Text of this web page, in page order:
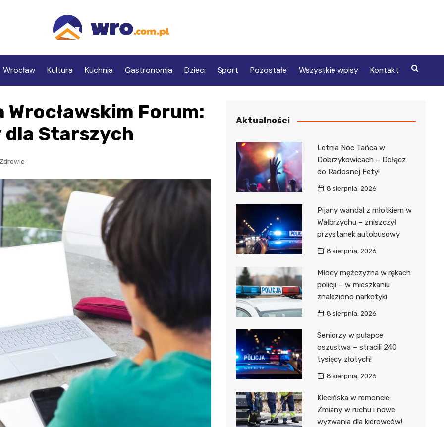
Wrocław Kultura Kuchnia Gastronomia Dzieci Sport Pozostałe Wszystkie wpisy Kontakt
Forum:
Starszych
Zdrowie
Aktualności
Letnia Noc Tańca w
Dobrzykowicach – Dołącz
do Radosnej Fety!
8 sierpnia, 2026
Pijany wandal z młotkiem w
Wałbrzychu – zniszczył
przystanek autobusowy
8 sierpnia, 2026
Młody mężczyzna w rękach
policji – w mieszkaniu
znaleziono narkotyki
8 sierpnia, 2026
Seniorzy w pułapce
oszustwa – stracili 240
tysięcy złotych!
8 sierpnia, 2026
Klecińska w remoncie:
Zmiany w ruchu i nowe
wyzwania dla kierowców!